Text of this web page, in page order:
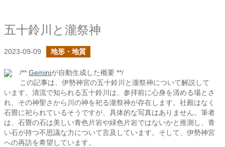
五十鈴川と瀧祭神
2023-09-09 地形・地質
/** Geminiが自動生成した概要 **/
この記事は、伊勢神宮の五十鈴川と瀧祭神について解説して
います。清流で知られる五十鈴川は、参拝前に心身を清める場とさ
れ、その神聖さから川の神を祀る瀧祭神が存在します。社殿はなく
石畳に祀られているそうですが、具体的な写真はありません。筆者
は、石畳の石は美しい青色片岩や緑色片岩ではないかと推測し、青
い石が持つ不思議な力について言及しています。そして、伊勢神宮
への再訪を希望しています。